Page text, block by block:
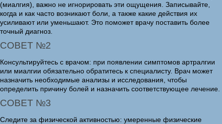
(миалгия), важно не игнорировать эти ощущения. Записывайте,
когда и как часто возникают боли, а также какие действия их
усиливают или уменьшают. Это поможет врачу поставить более
точный диагноз.
СОВЕТ №2
Консультируйтесь с врачом: при появлении симптомов артралгии
или миалгии обязательно обратитесь к специалисту. Врач может
назначить необходимые анализы и исследования, чтобы
определить причину болей и назначить соответствующее лечение.
СОВЕТ №3
Следите за физической активностью: умеренные физические